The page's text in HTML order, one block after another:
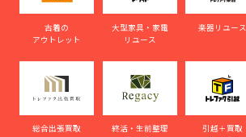
古着の
アウトレット
大型家具・家電
リユース
楽器リユース
総合出張買取
終活・生前整理
引越＋買取